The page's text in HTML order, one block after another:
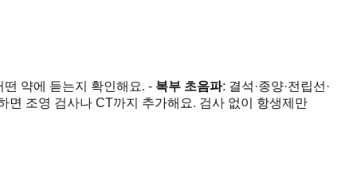
떤 약에 듣는지 확인해요. - 복부 초음파: 결석·종양·전립선·
면 조영 검사나 CT까지 추가해요. 검사 없이 항생제만